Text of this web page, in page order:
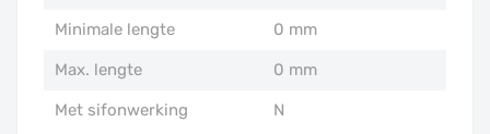
Minimale lengte 0 mm
Max. lengte 0 mm
Met sifonwerking N